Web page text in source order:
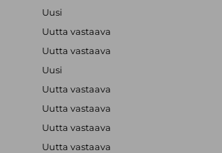
Uusi
Uutta vastaava
Uutta vastaava
Uusi
Uutta vastaava
Uutta vastaava
Uutta vastaava
Uutta vastaava